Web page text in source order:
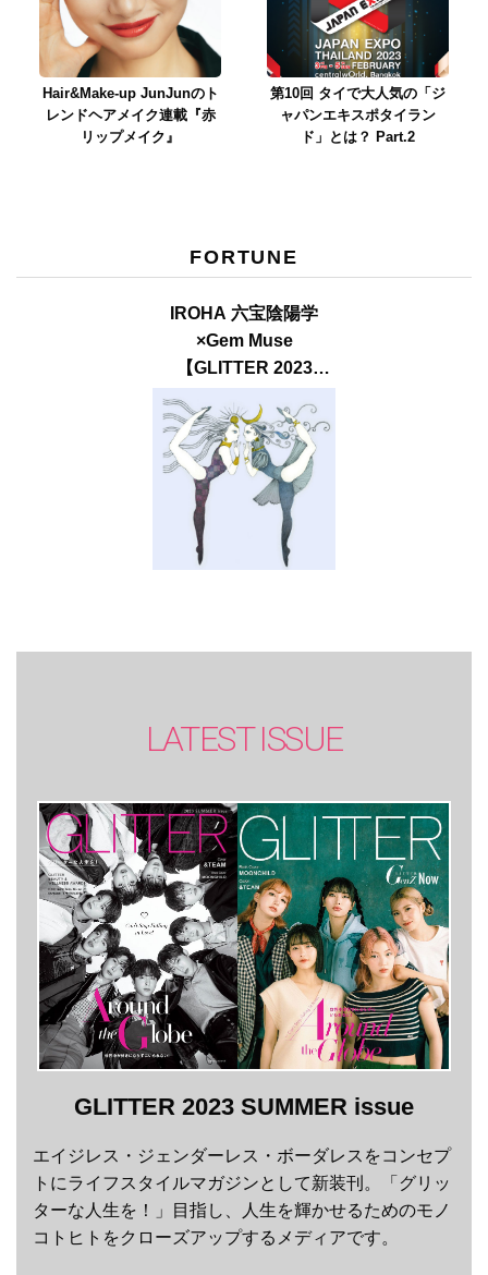
Hair&Make-up JunJunのト
レンドヘアメイク連載『赤
リップメイク』
第10回 タイで大人気の「ジ
ャパンエキスポタイラン
ド」とは？ Part.2
FORTUNE
IROHA 六宝陰陽学
×Gem Muse
【GLITTER 2023
SUMMER issue】
LATEST ISSUE
GLITTER 2023 SUMMER issue
エイジレス・ジェンダーレス・ボーダレスをコンセプ
トにライフスタイルマガジンとして新装刊。「グリッ
ターな人生を！」目指し、人生を輝かせるためのモノ
コトヒトをクローズアップするメディアです。